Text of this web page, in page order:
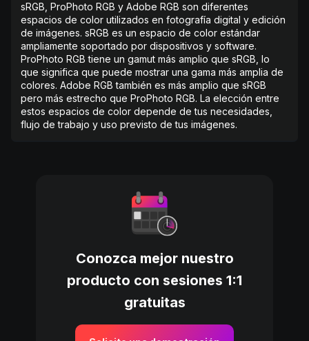
sRGB, ProPhoto RGB y Adobe RGB son diferentes
espacios de color utilizados en fotografía digital y edición
de imágenes. sRGB es un espacio de color estándar
ampliamente soportado por dispositivos y software.
ProPhoto RGB tiene un gamut más amplio que sRGB, lo
que significa que puede mostrar una gama más amplia de
colores. Adobe RGB también es más amplio que sRGB
pero más estrecho que ProPhoto RGB. La elección entre
estos espacios de color depende de tus necesidades,
flujo de trabajo y uso previsto de tus imágenes.
Conozca mejor nuestro
producto con sesiones 1:1
gratuitas